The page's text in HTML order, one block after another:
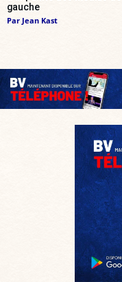
gauche
Par Jean Kast